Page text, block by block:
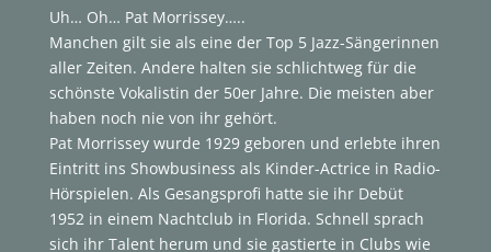
Uh… Oh… Pat Morrissey…..
Manchen gilt sie als eine der Top 5 Jazz-Sängerinnen
aller Zeiten. Andere halten sie schlichtweg für die
schönste Vokalistin der 50er Jahre. Die meisten aber
haben noch nie von ihr gehört.
Pat Morrissey wurde 1929 geboren und erlebte ihren
Eintritt ins Showbusiness als Kinder-Actrice in Radio-
Hörspielen. Als Gesangsprofi hatte sie ihr Debüt
1952 in einem Nachtclub in Florida. Schnell sprach
sich ihr Talent herum und sie gastierte in Clubs wie